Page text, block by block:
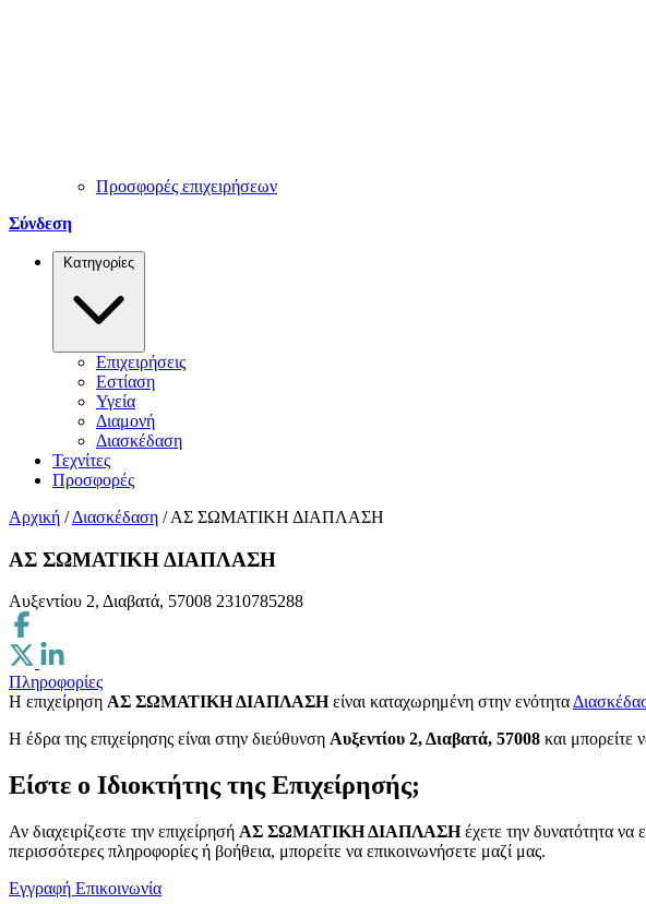
Προσφορές επιχειρήσεων
Σύνδεση
Κατηγορίες
Επιχειρήσεις
Εστίαση
Υγεία
Διαμονή
Διασκέδαση
Τεχνίτες
Προσφορές
Αρχική / Διασκέδαση / ΑΣ ΣΩΜΑΤΙΚΗ ΔΙΑΠΛΑΣΗ
ΑΣ ΣΩΜΑΤΙΚΗ ΔΙΑΠΛΑΣΗ
Αυξεντίου 2, Διαβατά, 57008 2310785288
Πληροφορίες
Η επιχείρηση ΑΣ ΣΩΜΑΤΙΚΗ ΔΙΑΠΛΑΣΗείναι καταχωρημένη στην ενότητα
H έδρα της επιχείρησης είναι στην διεύθυνση Αυξεντίου 2, Διαβατά, 57008 και μπορείτε
Είστε ο Ιδιοκτήτης της Επιχείρησής;
Αν διαχειρίζεστε την επιχείρησή ΑΣ ΣΩΜΑΤΙΚΗ ΔΙΑΠΛΑΣΗέχετε την δυνατότητα να
περισσότερες πληροφορίες ή βοήθεια, μπορείτε να επικοινωνήσετε μαζί μας.
Εγγραφή Επικοινωνία